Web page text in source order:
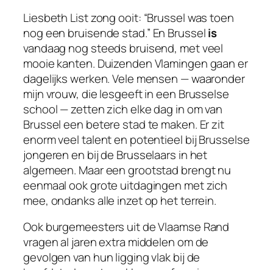
Liesbeth List zong ooit: “Brussel was toen
nog een bruisende stad.” En Brusselis
vandaag nog steeds bruisend, met veel
mooie kanten. Duizenden Vlamingen gaan er
dagelijks werken. Vele mensen — waaronder
mijn vrouw, die lesgeeft in een Brusselse
school — zetten zich elke dag in om van
Brussel een betere stad te maken. Er zit
enorm veel talent en potentieel bij Brusselse
jongeren en bij de Brusselaars in het
algemeen. Maar een grootstad brengt nu
eenmaal ook grote uitdagingen met zich
mee, ondanks alle inzet op het terrein.
Ook burgemeesters uit de Vlaamse Rand
vragen al jaren extra middelen om de
gevolgen van hun ligging vlak bij de